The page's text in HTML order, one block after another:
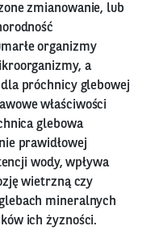
zmianowanie, lub
organizmy
a
próchnicy glebowej
właściwości
glebowa
prawidłowej
wody, wpływa
wietrzną czy
mineralnych
ich żyzności.